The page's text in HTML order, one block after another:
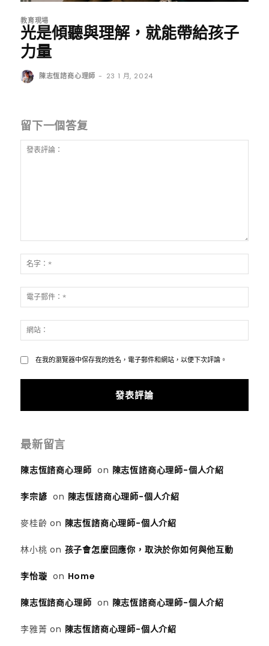
教育現場
光是傾聽與理解，就能帶給孩子
力量
陳志恆諮商心理師 - 23 1 月, 2024
留下一個答复
表
評
論：
字：
*
子
郵
*站：
在我的瀏覽器中保存我的姓名，電子郵件和網站，以便下次評論。
最新留言
陳志恆諮商心理師 on 陳志恆諮商心理師-個人介紹
李宗諺 on 陳志恆諮商心理師-個人介紹
麥桂齡 on 陳志恆諮商心理師-個人介紹
林小桃 on 孩子會怎麼回應你，取決於你如何與他互動
李怡璇 on Home
陳志恆諮商心理師 on 陳志恆諮商心理師-個人介紹
李雅菁 on 陳志恆諮商心理師-個人介紹